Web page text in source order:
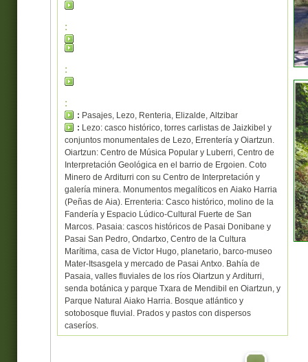
:
:
:
: Pasajes, Lezo, Renteria, Elizalde, Altzibar
: Lezo: casco histórico, torres carlistas de Jaizkibel y
conjuntos monumentales de Lezo, Errentería y Oiartzun.
Oiartzun: Centro de Música Popular y Luberri, Centro de
Interpretación Geológica en el barrio de Ergoien. Coto
Minero de Arditurri con su Centro de Interpretación y
galería minera. Monumentos megalíticos en Aiako Harria
(Peñas de Aia). Errenteria: Casco histórico, molino de la
Fandería y Espacio Lúdico-Cultural Fuerte de San
Marcos. Pasaia: cascos históricos de Pasai Donibane y
Pasai San Pedro, Ondartxo, Centro de la Cultura
Marítima, casa de Victor Hugo, planetario, barco-museo
Mater-Itsasgela y mercado de Pasai Antxo. Bahía de
Pasaia, valles fluviales de los ríos Oiartzun y Arditurri,
senda botánica y parque Txara de Mendibil en Oiartzun, y
Parque Natural Aiako Harria. Bosque atlántico y
sotobosque fluvial. Prados y pastos con dispersos
caseríos.